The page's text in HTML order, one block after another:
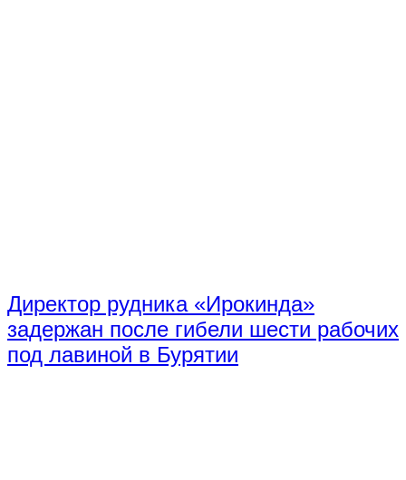
Директор рудника «Ирокинда»
задержан после гибели шести рабочих
под лавиной в Бурятии